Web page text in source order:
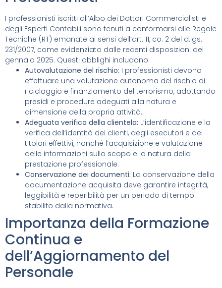
I professionisti iscritti all’Albo dei Dottori Commercialisti e
degli Esperti Contabili sono tenuti a conformarsi alle Regole
Tecniche (RT) emanate ai sensi dell’art. 11, co. 2 del d.lgs.
231/2007, come evidenziato dalle recenti disposizioni del
gennaio 2025. Questi obblighi includono:
Autovalutazione del rischio: I professionisti devono
effettuare una valutazione autonoma del rischio di
riciclaggio e finanziamento del terrorismo, adottando
presidi e procedure adeguati alla natura e
dimensione della propria attività.
Adeguata verifica della clientela: L’identificazione e la
verifica dell’identità dei clienti, degli esecutori e dei
titolari effettivi, nonché l’acquisizione e valutazione
delle informazioni sullo scopo e la natura della
prestazione professionale.
Conservazione dei documenti: La conservazione della
documentazione acquisita deve garantire integrità,
leggibilità e reperibilità per un periodo di tempo
stabilito dalla normativa.
Importanza della Formazione
Continua e
dell’Aggiornamento del
Personale